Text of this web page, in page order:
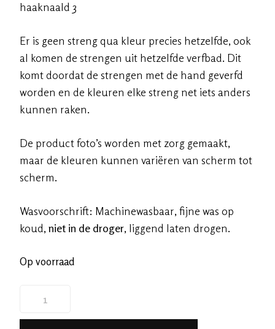
haaknaald 3
Er is geen streng qua kleur precies hetzelfde, ook
al komen de strengen uit hetzelfde verfbad. Dit
komt doordat de strengen met de hand geverfd
worden en de kleuren elke streng net iets anders
kunnen raken.
De product foto’s worden met zorg gemaakt,
maar de kleuren kunnen variëren van scherm tot
scherm.
Wasvoorschrift: Machinewasbaar, fijne was op
koud, niet in de droger, liggend laten drogen.
Op voorraad